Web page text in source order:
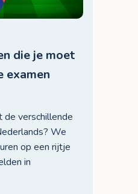
die je moet
examen
verschillende
We
op een rijtje
in